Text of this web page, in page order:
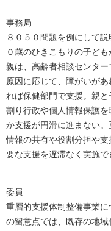
事務局
８０５０問題を例にして
０歳のひきこもりの子ど
親は、高齢者相談センタ
原因に応じて、障がいが
れば保健部門で支援。親
割り行政や個人情報保護
か支援が円滑に進まない。
情報の共有や役割分担や
要な支援を遅滞なく実施で
委員
重層的支援体制整備事業
の留意点では、既存の地